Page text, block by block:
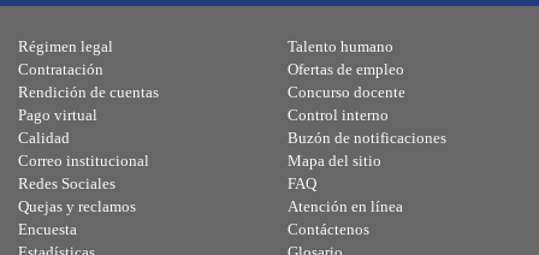
Régimen legal
Contratación
Rendición de cuentas
Pago virtual
Calidad
Talento humano
Ofertas de empleo
Concurso docente
Control interno
Buzón de notificaciones
Correo institucional
Redes Sociales
Quejas y reclamos
Encuesta
Mapa del sitio
FAQ
Atención en línea
Contáctenos